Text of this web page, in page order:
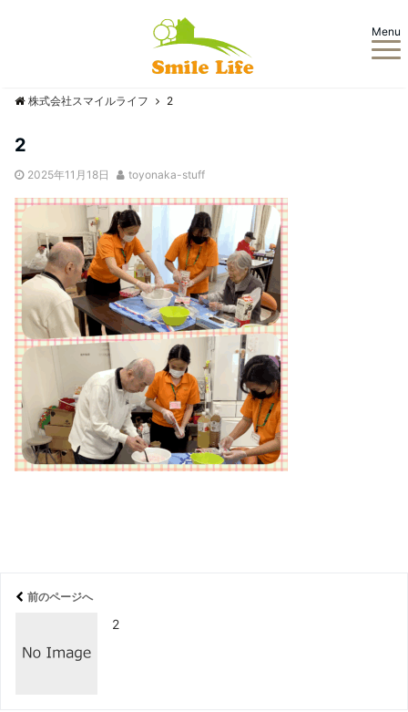
Menu
株式会社スマイルライフ 2
2
2025年11月18日 toyonaka-stuff
前のページへ
2